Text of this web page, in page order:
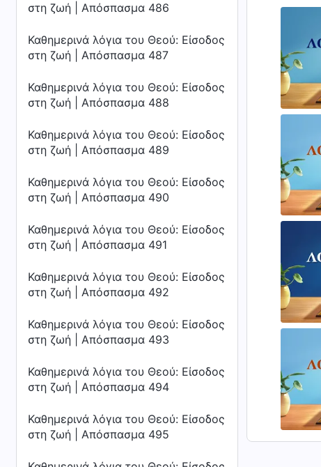
στη ζωή | Απόσπασμα 486
Καθημερινά λόγια του Θεού: Είσοδος
στη ζωή | Απόσπασμα 487
Καθημερινά λόγια του Θεού: Είσοδος
στη ζωή | Απόσπασμα 488
Καθημερινά λόγια του Θεού: Είσοδος
στη ζωή | Απόσπασμα 489
Καθημερινά λόγια του Θεού: Είσοδος
στη ζωή | Απόσπασμα 490
Καθημερινά λόγια του Θεού: Είσοδος
στη ζωή | Απόσπασμα 491
Καθημερινά λόγια του Θεού: Είσοδος
στη ζωή | Απόσπασμα 492
Καθημερινά λόγια του Θεού: Είσοδος
στη ζωή | Απόσπασμα 493
Καθημερινά λόγια του Θεού: Είσοδος
στη ζωή | Απόσπασμα 494
Καθημερινά λόγια του Θεού: Είσοδος
στη ζωή | Απόσπασμα 495